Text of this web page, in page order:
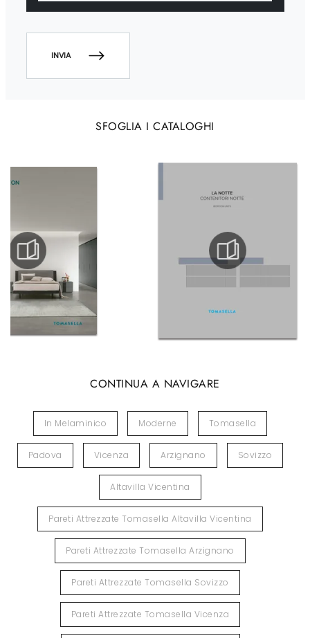
SFOGLIA I CATALOGHI
CONTINUA A NAVIGARE
In Melaminico Moderne Tomasella
Padova Vicenza Arzignano Sovizzo
Altavilla Vicentina
Pareti Attrezzate Tomasella Altavilla Vicentina
Pareti Attrezzate Tomasella Arzignano
Pareti Attrezzate Tomasella Sovizzo
Pareti Attrezzate Tomasella Vicenza
INVIA